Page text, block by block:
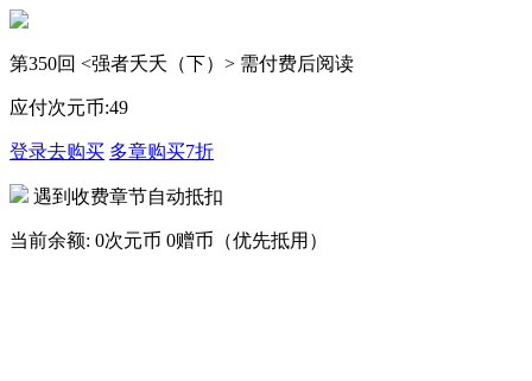
第350回 <强者夭夭（下）> 需付费后阅读
应付次元币:49
登录去购买 多章购买7折
遇到收费章节自动抵扣
当前余额: 0次元币 0赠币（优先抵用）